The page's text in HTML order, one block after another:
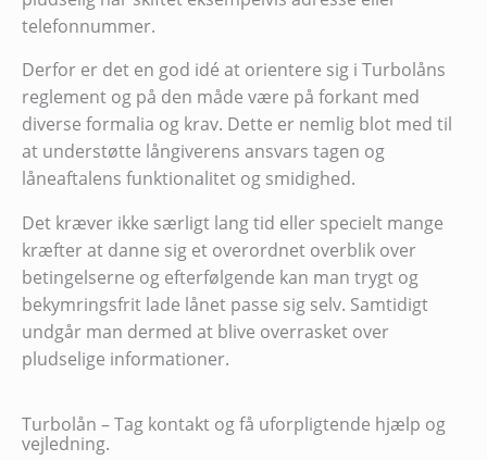
telefonnummer.
Derfor er det en god idé at orientere sig i Turbolåns
reglement og på den måde være på forkant med
diverse formalia og krav. Dette er nemlig blot med til
at understøtte långiverens ansvars tagen og
låneaftalens funktionalitet og smidighed.
Det kræver ikke særligt lang tid eller specielt mange
kræfter at danne sig et overordnet overblik over
betingelserne og efterfølgende kan man trygt og
bekymringsfrit lade lånet passe sig selv. Samtidigt
undgår man dermed at blive overrasket over
pludselige informationer.
Turbolån – Tag kontakt og få uforpligtende hjælp og
vejledning.